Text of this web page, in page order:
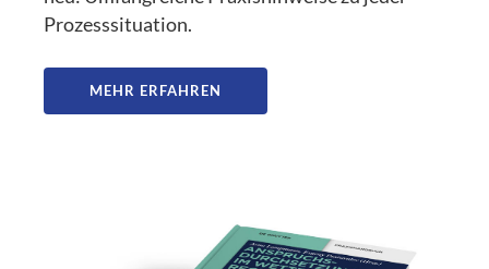
Prozesssituation.
MEHR ERFAHREN